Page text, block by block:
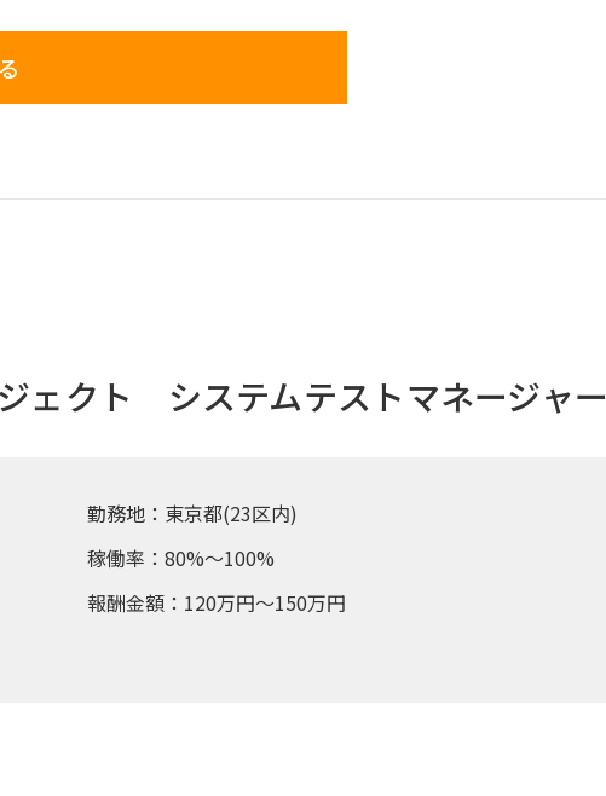
ェクト システムテストマネージャー
勤務地：東京都(23区内)
稼働率：80%～100%
報酬金額：120万円～150万円